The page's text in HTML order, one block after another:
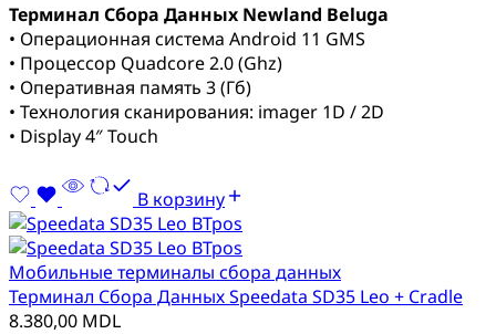
Терминал Сбора Данных Newland Beluga
• Операционная система Android 11 GMS
• Процессор Quadcore 2.0 (Ghz)
• Оперативная память 3 (Гб)
• Технология сканирования: imager 1D / 2D
• Display 4″ Touch
В корзину
Мобильные терминалы сбора данных
Терминал Сбора Данных Speedata SD35 Leo + Cradle
8.380,00 MDL